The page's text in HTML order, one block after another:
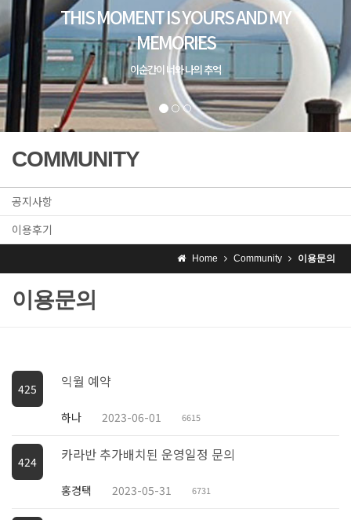
COMMUNITY
공지사항
이용후기
Home Community 이용문의
이용문의
425 익월 예약
하나 2023-06-01 6615
424 카라반 추가배치된 운영일정 문의
홍경택 2023-05-31 6731